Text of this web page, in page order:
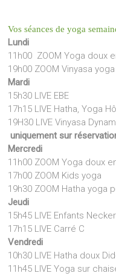
Vos séances de yoga
Lundi
11h00 ZOOM Yoga doux
19h00 ZOOM Vinyasa yoga
Mardi
15h30 LIVE EBE
17h15 LIVE Hatha, Yoga
19H30 LIVE Vinyasa
uniquement sur
Mercredi
11h00 ZOOM Yoga doux
17h00 ZOOM Kids yoga
19h30 ZOOM Hatha yoga
Jeudi
15h45 LIVE Enfants Necker
17h15 LIVE Carré C
Vendredi
10h30 LIVE Hatha doux
11h45 LIVE Yoga sur